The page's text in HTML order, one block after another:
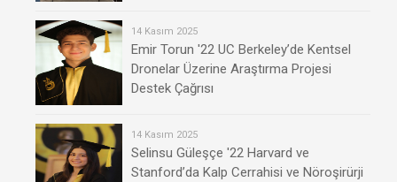
14 Kasım 2025
Emir Torun '22 UC Berkeley’de Kentsel
Dronelar Üzerine Araştırma Projesi
Destek Çağrısı
14 Kasım 2025
Selinsu Güleşçe '22 Harvard ve
Stanford’da Kalp Cerrahisi ve Nöroşirürji